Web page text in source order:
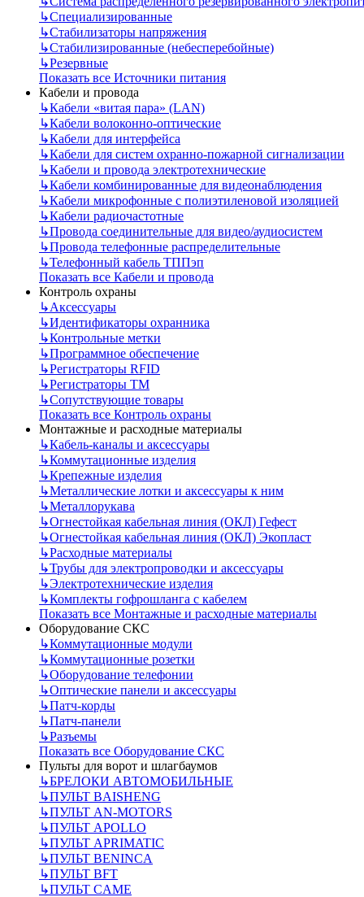
↳Специализированные
↳Стабилизаторы напряжения
↳Стабилизированные (небесперебойные)
↳Резервные
Показать все Источники питания
Кабели и провода
↳Кабели «витая пара» (LAN)
↳Кабели волоконно-оптические
↳Кабели для интерфейса
↳Кабели для систем охранно-пожарной сигнализации
↳Кабели и провода электротехнические
↳Кабели комбинированные для видеонаблюдения
↳Кабели микрофонные с полиэтиленовой изоляцией
↳Кабели радиочастотные
↳Провода соединительные для видео/аудиосистем
↳Провода телефонные распределительные
↳Телефонный кабель ТППэп
Показать все Кабели и провода
Контроль охраны
↳Аксессуары
↳Идентификаторы охранника
↳Контрольные метки
↳Программное обеспечение
↳Регистраторы RFID
↳Регистраторы ТМ
↳Сопутствующие товары
Показать все Контроль охраны
Монтажные и расходные материалы
↳Кабель-каналы и аксессуары
↳Коммутационные изделия
↳Крепежные изделия
↳Металлические лотки и аксессуары к ним
↳Металлорукава
↳Огнестойкая кабельная линия (ОКЛ) Гефест
↳Огнестойкая кабельная линия (ОКЛ) Экопласт
↳Расходные материалы
↳Трубы для электропроводки и аксессуары
↳Электротехнические изделия
↳Комплекты гофрошланга с кабелем
Показать все Монтажные и расходные материалы
Оборудование СКС
↳Коммутационные модули
↳Коммутационные розетки
↳Оборудование телефонии
↳Оптические панели и аксессуары
↳Патч-корды
↳Патч-панели
↳Разъемы
Показать все Оборудование СКС
Пульты для ворот и шлагбаумов
↳БРЕЛОКИ АВТОМОБИЛЬНЫЕ
↳ПУЛЬТ BAISHENG
↳ПУЛЬТ AN-MOTORS
↳ПУЛЬТ APOLLO
↳ПУЛЬТ APRIMATIC
↳ПУЛЬТ BENINCA
↳ПУЛЬТ BFT
↳ПУЛЬТ CAME